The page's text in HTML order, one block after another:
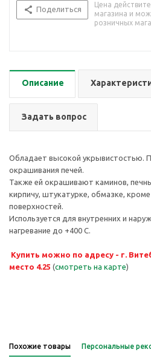
Поделиться
Цена
магазина и
розничных
Описание
Задать вопрос
Обладает высокой укрывистостью.
окрашивания печей.
Также ей окрашивают каминов,
кирпичу, штукатурке, обмазке,
поверхностей.
Используется для внутренних и
нагревание до +400 С.
Купить можно по адресу - г.
место 4.25 (смотреть на карте)
Похожие товары Персональные